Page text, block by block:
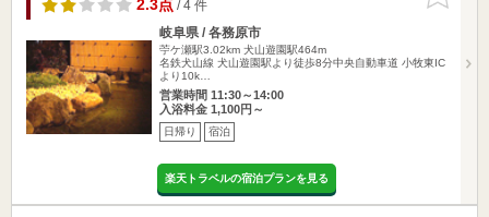
2.3点/ 4 件
岐阜県 / 各務原市
苧ケ瀬駅3.02km 犬山遊園駅464m
名鉄犬山線 犬山遊園駅より徒歩8分中央自動車道 小牧東IC
より10k…
営業時間 11:30～14:00
入浴料金 1,100円～
日帰り 宿泊
楽天トラベルの宿泊プランを見る